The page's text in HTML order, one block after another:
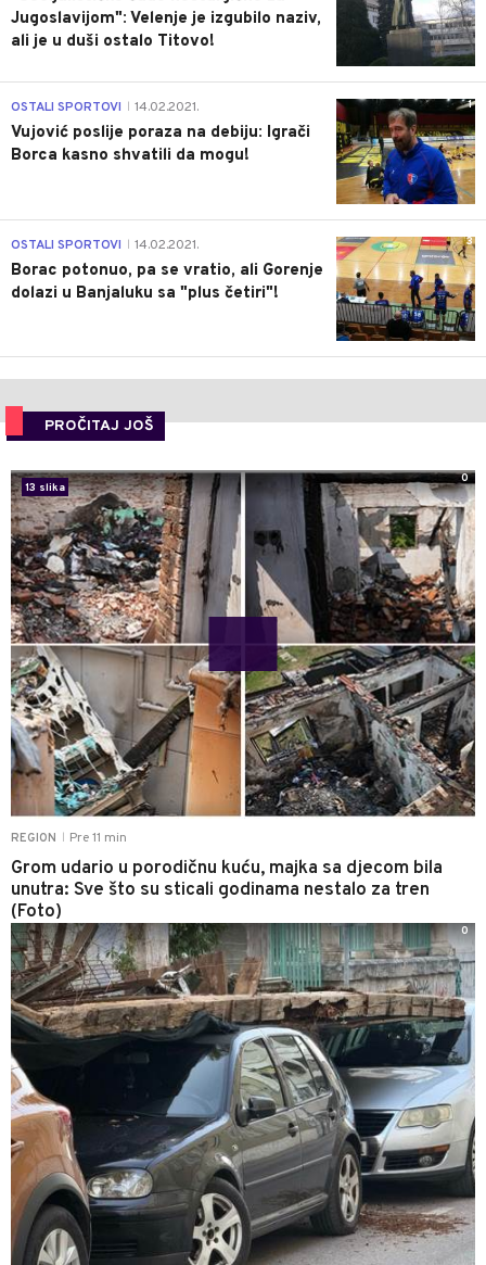
Jugoslavijom": Velenje je izgubilo naziv,
ali je u duši ostalo Titovo!
1
OSTALI SPORTOVI 14.02.2021.
Vujović poslije poraza na debiju: Igrači
Borca kasno shvatili da mogu!
3
OSTALI SPORTOVI 14.02.2021.
Borac potonuo, pa se vratio, ali Gorenje
dolazi u Banjaluku sa "plus četiri"!
PROČITAJ JOŠ
REGION Pre 11 min
Grom udario u porodičnu kuću, majka sa djecom bila
unutra: Sve što su sticali godinama nestalo za tren
(Foto)
13 slika
0
0